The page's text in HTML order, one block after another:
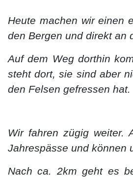
Heute machen wir einen
den Bergen und direkt an
Auf dem Weg dorthin
steht dort, sie sind aber
den Felsen gefressen
Wir fahren zügig weiter.
Jahrespässe und können
Nach ca. 2km geht es